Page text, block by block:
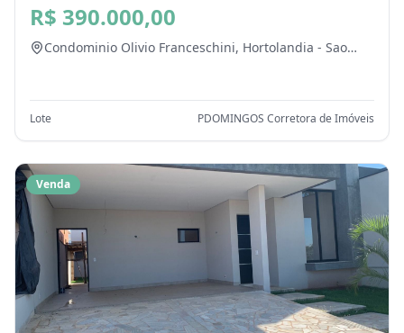
Franceschini, Hortolandia - SP
R$ 390.000,00
Condominio Olivio Franceschini, Hortolandia - Sao
Lote PDOMINGOS Corretora de Imóveis
Venda